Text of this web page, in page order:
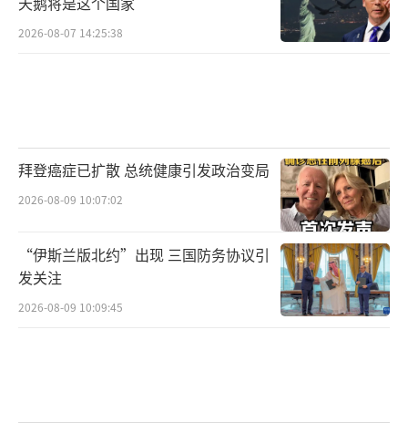
2026-08-07 14:25:38
拜登癌症已扩散 总统健康引发政治变局
2026-08-09 10:07:02
“伊斯兰版北约”出现 三国防务协议引
发关注
2026-08-09 10:09:45